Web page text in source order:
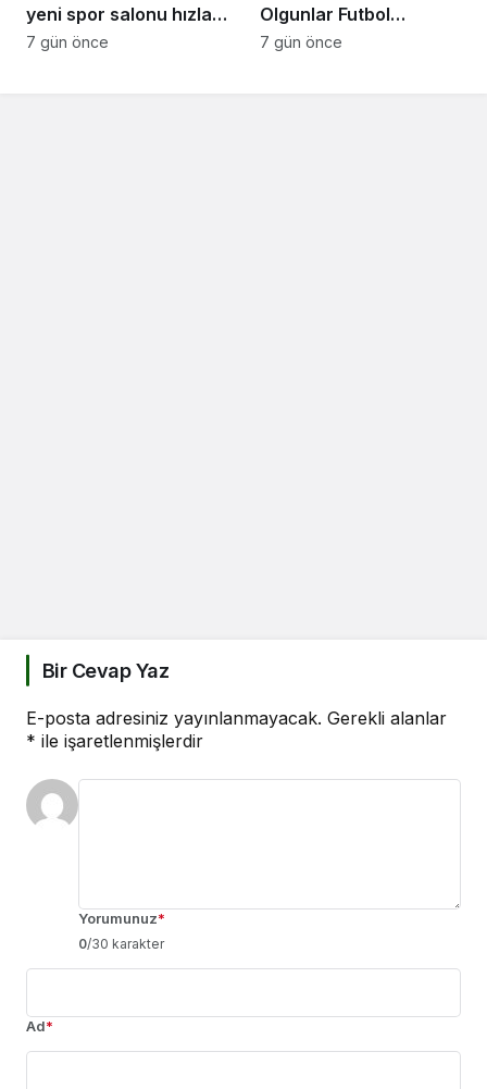
yeni spor salonu hızla
yükseliyor: “Salon
7 gün önce
Olgunlar Futbol
Turnuvası’nda Final
7 gün önce
Bir Cevap Yaz
E-posta adresiniz yayınlanmayacak. Gerekli alanlar
* ile işaretlenmişlerdir
Yorumunuz*
0/30 karakter
Ad*